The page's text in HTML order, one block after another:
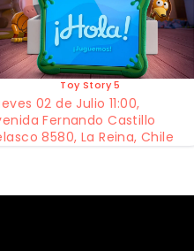
Toy Story 5
02 de Julio 11:00,
Fernando Castillo
8580, La Reina, Chile